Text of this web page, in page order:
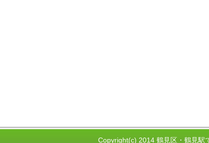
Copyright(c) 2014 鶴見区・鶴見駅